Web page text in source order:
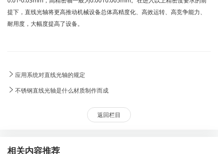
提下，直线光轴将更高推动机械设备总体高精度化、高效运转、高竞争能力、
耐用度，大幅度提高了设备。
应用系统对直线光轴的规定
不锈钢直线光轴是什么材质制作而成
返回栏目
相关内容推荐